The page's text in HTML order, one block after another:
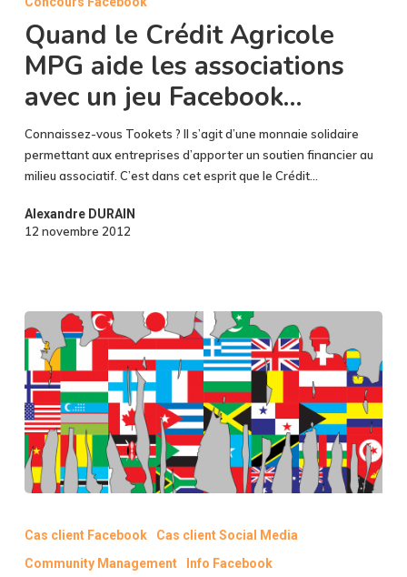
Agricole
MPG
aide
les
avec
un
jeu
Facebook…
Quand le Crédit Agricole
MPG aide les associations
avec un jeu Facebook…
Connaissez-vous Tookets ? Il s’agit d’une monnaie solidaire
permettant aux entreprises d’apporter un soutien financier au
milieu associatif. C’est dans cet esprit que le Crédit…
Alexandre DURAIN
12 novembre 2012
Facebook
internationalisées,
Cas client Facebook
Cas client Social Media
Community Management
Info Facebook